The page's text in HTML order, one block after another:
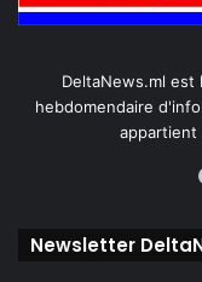
DeltaNews.ml
hebdomendaire
appartient
Newsletter